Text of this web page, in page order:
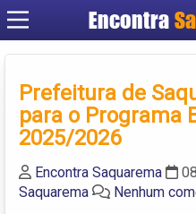
Encontra
Prefeitura de
para o Programa
2025/2026
Encontra Saquarema
Saquarema
Nenhum